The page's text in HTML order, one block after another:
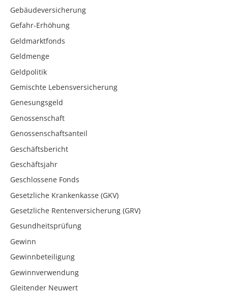
Gebäudeversicherung
Gefahr-Erhöhung
Geldmarktfonds
Geldmenge
Geldpolitik
Gemischte Lebensversicherung
Genesungsgeld
Genossenschaft
Genossenschaftsanteil
Geschäftsbericht
Geschäftsjahr
Geschlossene Fonds
Gesetzliche Krankenkasse (GKV)
Gesetzliche Rentenversicherung (GRV)
Gesundheitsprüfung
Gewinn
Gewinnbeteiligung
Gewinnverwendung
Gleitender Neuwert